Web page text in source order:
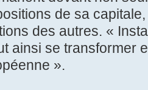
de sa
des autres. «
ainsi se transformer
».